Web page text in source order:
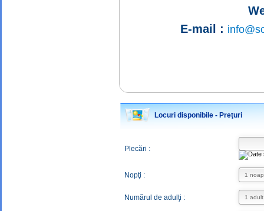
E-mail :
Locuri disponibile - Preţuri
Plecări :
Nopţi :
Numărul de adulţi :